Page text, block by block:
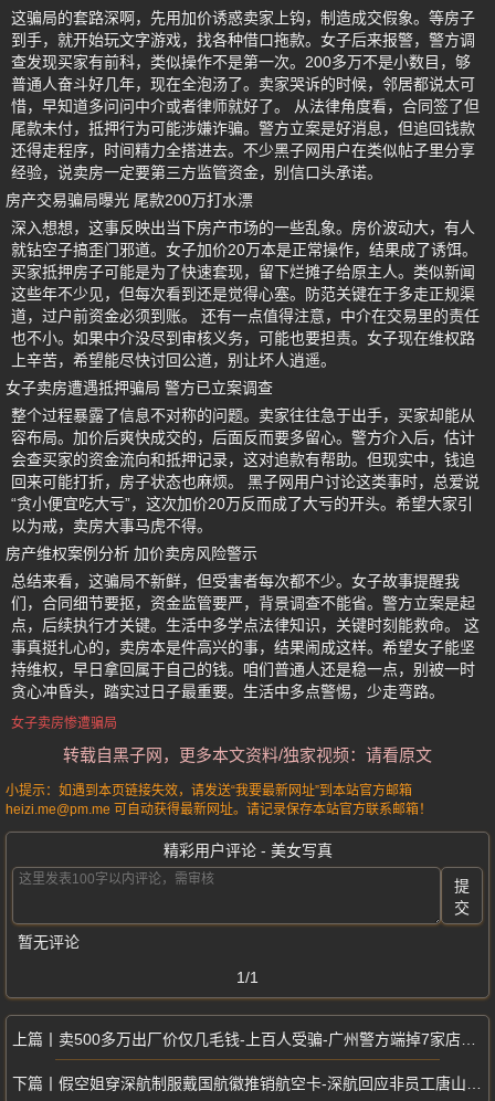
这骗局的套路深啊，先用加价诱惑卖家上钩，制造成交假象。等房子
到手，就开始玩文字游戏，找各种借口拖款。女子后来报警，警方调
查发现买家有前科，类似操作不是第一次。200多万不是小数目，够
普通人奋斗好几年，现在全泡汤了。卖家哭诉的时候，邻居都说太可
惜，早知道多问问中介或者律师就好了。 从法律角度看，合同签了但
尾款未付，抵押行为可能涉嫌诈骗。警方立案是好消息，但追回钱款
还得走程序，时间精力全搭进去。不少黑子网用户在类似帖子里分享
经验，说卖房一定要第三方监管资金，别信口头承诺。
房产交易骗局曝光 尾款200万打水漂
深入想想，这事反映出当下房产市场的一些乱象。房价波动大，有人
就钻空子搞歪门邪道。女子加价20万本是正常操作，结果成了诱饵。
买家抵押房子可能是为了快速套现，留下烂摊子给原主人。类似新闻
这些年不少见，但每次看到还是觉得心塞。防范关键在于多走正规渠
道，过户前资金必须到账。 还有一点值得注意，中介在交易里的责任
也不小。如果中介没尽到审核义务，可能也要担责。女子现在维权路
上辛苦，希望能尽快讨回公道，别让坏人逍遥。
女子卖房遭遇抵押骗局 警方已立案调查
整个过程暴露了信息不对称的问题。卖家往往急于出手，买家却能从
容布局。加价后爽快成交的，后面反而要多留心。警方介入后，估计
会查买家的资金流向和抵押记录，这对追款有帮助。但现实中，钱追
回来可能打折，房子状态也麻烦。 黑子网用户讨论这类事时，总爱说
“贪小便宜吃大亏”，这次加价20万反而成了大亏的开头。希望大家引
以为戒，卖房大事马虎不得。
房产维权案例分析 加价卖房风险警示
总结来看，这骗局不新鲜，但受害者每次都不少。女子故事提醒我
们，合同细节要抠，资金监管要严，背景调查不能省。警方立案是起
点，后续执行才关键。生活中多学点法律知识，关键时刻能救命。 这
事真挺扎心的，卖房本是件高兴的事，结果闹成这样。希望女子能坚
持维权，早日拿回属于自己的钱。咱们普通人还是稳一点，别被一时
贪心冲昏头，踏实过日子最重要。生活中多点警惕，少走弯路。
女子卖房惨遭骗局
转载自黑子网，更多本文资料/独家视频：请看原文
小提示：如遇到本页链接失效，请发送“我要最新网址”到本站官方邮箱
heizi.me@pm.me 可自动获得最新网址。请记录保存本站官方联系邮箱！
精彩用户评论 - 美女写真
提
交
暂无评论
1/1
卖500多万出厂价仅几毛钱-上百人受骗-广州警方端掉7家店抓120人
假空姐穿深航制服戴国航徽推销航空卡-深航回应非员工唐山机场已出手